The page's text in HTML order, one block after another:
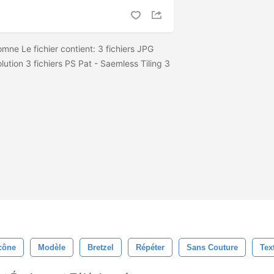
Le fichier contient: 3 fichiers JPG
3 fichiers PS Pat - Saemless Tiling 3
Modèle Bretzel Répéter Sans Couture